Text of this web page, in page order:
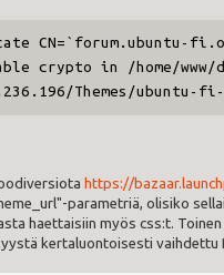
crypto in /home/
Themes/
https://
parametriä, olisiko
haettaisiin myös css:t.
kertaluontoisesti vaihdettu